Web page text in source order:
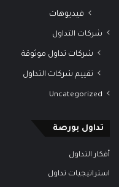
فيديوهات
شركات التداول
شركات تداول موثوقة
تقييم شركات التداول
Uncategorized
تداول بورصة
أفكار التداول
استراتيجيات تداول